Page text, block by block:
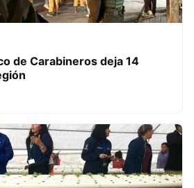
de Carabineros deja 14